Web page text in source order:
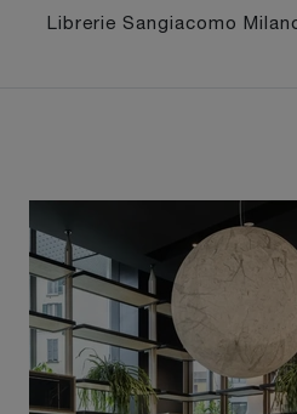
Librerie Sangiacomo